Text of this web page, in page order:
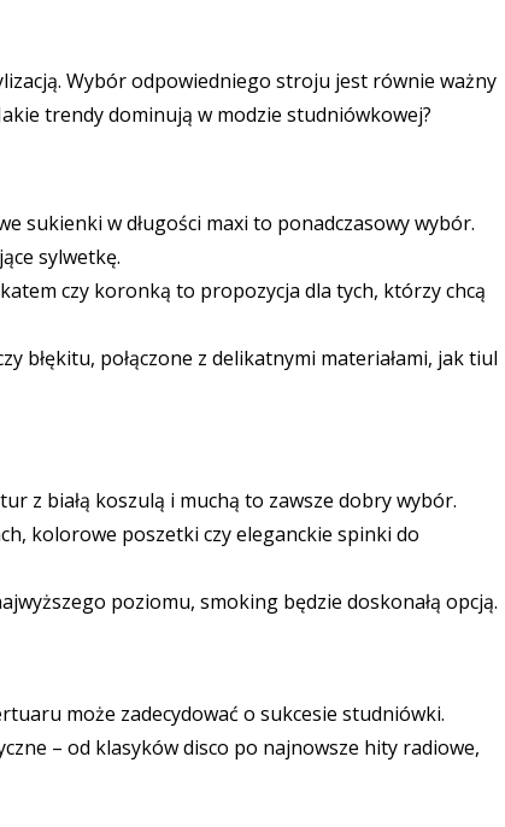
Wybór odpowiedniego stroju jest równie ważny
trendy dominują w modzie studniówkowej?
sukienki w długości maxi to ponadczasowy wybór.
sylwetkę.
czy koronką to propozycja dla tych, którzy chcą
błękitu, połączone z delikatnymi materiałami, jak tiul
z białą koszulą i muchą to zawsze dobry wybór.
kolorowe poszetki czy eleganckie spinki do
poziomu, smoking będzie doskonałą opcją.
może zadecydować o sukcesie studniówki.
– od klasyków disco po najnowsze hity radiowe,